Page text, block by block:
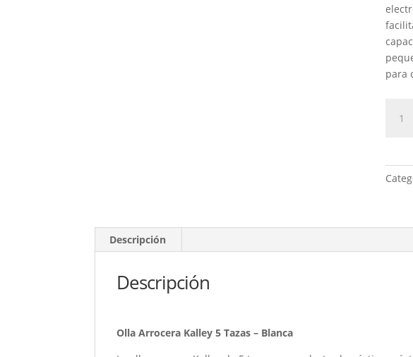
para
Descripción
Descripción
Olla Arrocera Kalley 5 Tazas – Blanca